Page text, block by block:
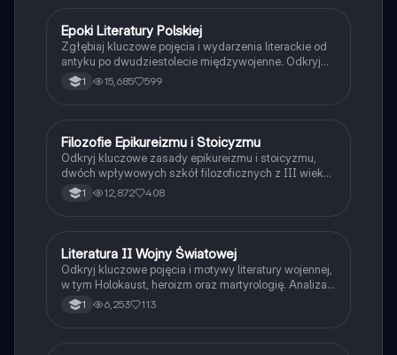
Język polski
Epoki Literatury Polskiej
Zgłębiaj kluczowe pojęcia i wydarzenia literackie od
antyku po dwudziestolecie międzywojenne. Odkryj
wpływ stoicyzmu, romantyzmu, pozytywizmu i innych
epok na polską literaturę. Idealne dla maturzystów
1 15,685 599
Filozofia
Filozofie Epikureizmu i Stoicyzmu
Odkryj kluczowe zasady epikureizmu i stoicyzmu,
dwóch wpływowych szkół filozoficznych z III wieku
p.n.e. Poznaj różnice między przyjemnością
pozytywną a negatywną w epikureizmie oraz ideę
1 12,872 408
Język polski
Literatura II Wojny Światowej
Odkryj kluczowe pojęcia i motywy literatury wojennej,
w tym Holokaust, heroizm oraz martyrologię. Analiza
twórczości Pokolenia Kolumbów, w tym Tadeusza
Borowskiego i Krzysztofa Kamila Baczyńskiego.
1 6,253 113